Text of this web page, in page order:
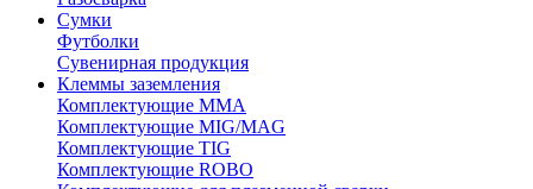
Сумки
Футболки
Сувенирная продукция
Клеммы заземления
Комплектующие ММА
Комплектующие MIG/MAG
Комплектующие TIG
Комплектующие ROBO